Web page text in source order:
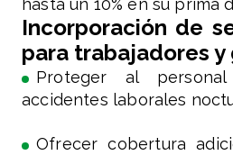
hasta un 10% en su prima
Incorporación de
para trabajadores y
Proteger al
accidentes laborales
Ofrecer cobertura